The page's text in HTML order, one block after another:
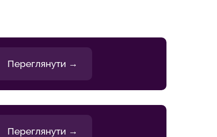
Переглянути →
Переглянути →